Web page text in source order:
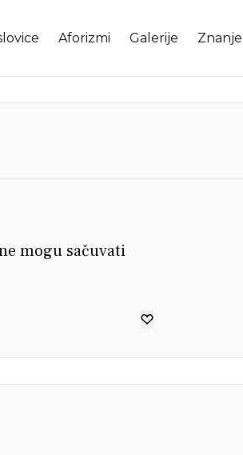
Aforizmi Galerije Znanje
mogu sačuvati